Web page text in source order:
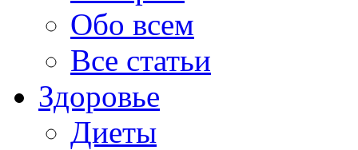
Обо всем
Все статьи
Здоровье
Диеты